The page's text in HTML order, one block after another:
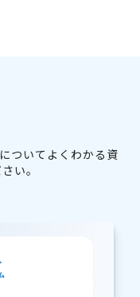
ついてよくわかる資
い。